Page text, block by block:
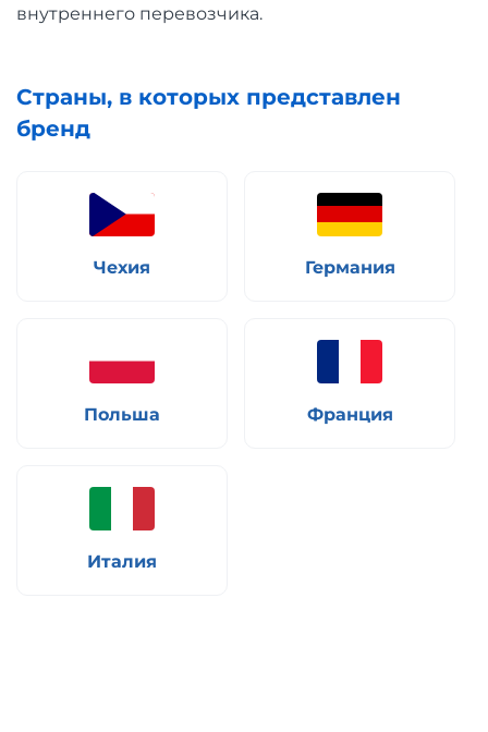
внутреннего перевозчика.
Страны, в которых представлен
бренд
Чехия Германия
Польша Франция
Италия